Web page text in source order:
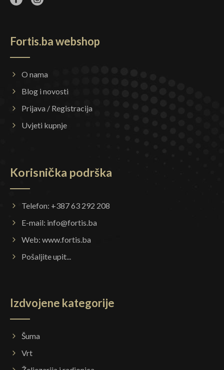
Fortis.ba webshop
O nama
Blog i novosti
Prijava / Registracija
Uvjeti kupnje
Korisnička podrška
Telefon: +387 63 292 208
E-mail: info@fortis.ba
Web: www.fortis.ba
Pošaljite upit...
Izdvojene kategorije
Šuma
Vrt